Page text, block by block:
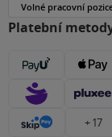
Volné pracovní
Platební
+ 17